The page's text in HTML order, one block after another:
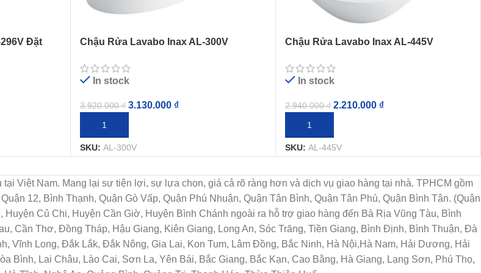
Đặt
Chậu Rửa Lavabo Inax AL-300V
In stock
3.920.000₫ 3.130.000 ₫
THÊM VÀO GIỎ HÀNG
SKU: AL-300V
Chậu Rửa Lavabo Inax AL-445V
In stock
2.940.000₫ 2.210.000 ₫
THÊM VÀO GIỎ HÀNG
SKU: AL-445V
Việt Nam. Mang lại sự tiện lợi, sự lựa chọn, giá cả rõ ràng hơn và dịch vụ giao hàng tại nhà. TPHCM gồm
12, Bình Thạnh, Quận Gò Vấp, Quận Phú Nhuận, Quận Tân Bình, Quận Tân Phú, Quận Bình Tân. (Quận
Củ Chi, Huyện Cần Giờ, Huyện Bình Chánh ngoài ra hỗ trợ giao hàng đến Bà Rịa Vũng Tàu, Bình
Cần Thơ, Đồng Tháp, Hậu Giang, Kiên Giang, Long An, Sóc Trăng, Tiền Giang, Bình Định, Bình Thuận, Đà
Vĩnh Long, Đắk Lắk, Đắk Nông, Gia Lai, Kon Tum, Lâm Đồng, Bắc Ninh, Hà Nội,Hà Nam, Hải Dương, Hải
Bình, Lai Châu, Lào Cai, Sơn La, Yên Bái, Bắc Giang, Bắc Kạn, Cao Bằng, Hà Giang, Lạng Sơn, Phú Thọ,